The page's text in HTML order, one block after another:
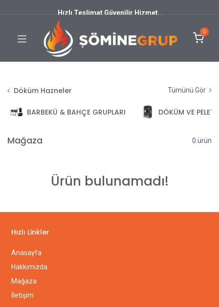
Hızlı Teslimat Güvenilir Hizmet..
0
Döküm Hazneler Tümünü Gör
BARBEKÜ & BAHÇE GRUPLARI DÖKÜM VE PELET
Mağaza 0 ürün
Ürün bulunamadı!
Hızlı Linkler
Anasayfa
Hakkımızda
Mağaza
İletişim